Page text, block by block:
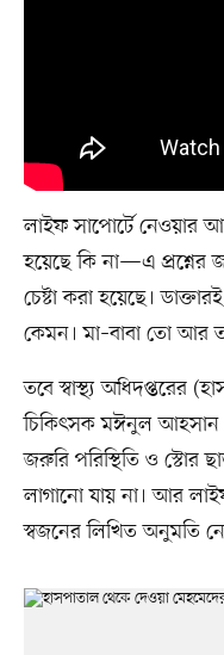
লাইফ সাপোর্টে নেওয়ার
হয়েছে কি না—এ প্রশ্নের
চেষ্টা করা হয়েছে।
কেমন। মা–বাবা তো আর
তবে স্বাস্থ্য অধিদপ্তরের
চিকিৎসক মঈনুল
জরুরি পরিস্থিতি ও স্টোর
লাগানো যায় না। আর
স্বজনের লিখিত অনুমতি